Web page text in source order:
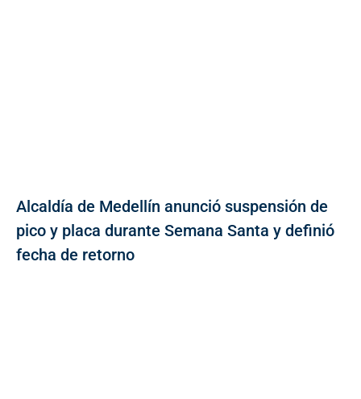
Alcaldía de Medellín anunció suspensión de
pico y placa durante Semana Santa y definió
fecha de retorno